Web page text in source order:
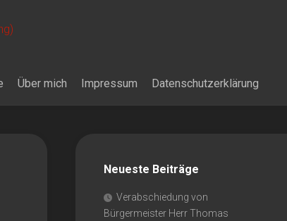
Über mich Impressum Datenschutzerklärung
Neueste Beiträge
Verabschiedung von
Bürgermeister Herr Thomas